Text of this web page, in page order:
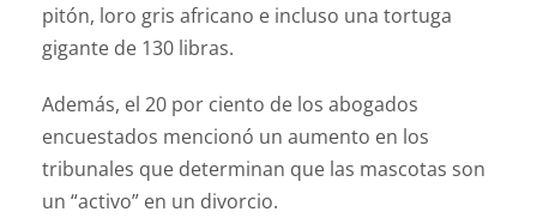
pitón, loro gris africano e incluso una tortuga
gigante de 130 libras.
Además, el 20 por ciento de los abogados
encuestados mencionó un aumento en los
tribunales que determinan que las mascotas son
un “activo” en un divorcio.